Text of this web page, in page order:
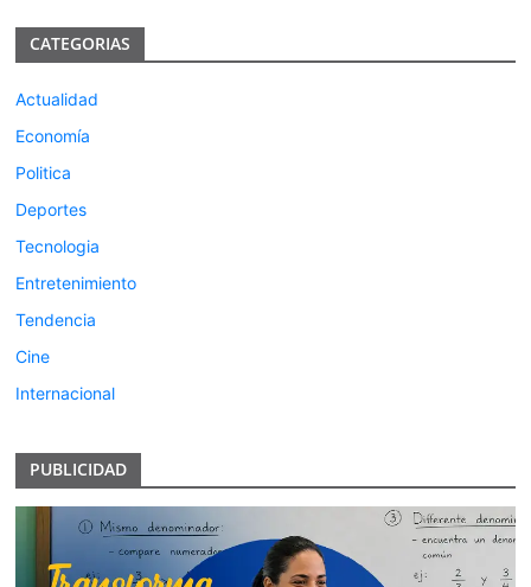
CATEGORIAS
Actualidad
Economía
Politica
Deportes
Tecnologia
Entretenimiento
Tendencia
Cine
Internacional
PUBLICIDAD